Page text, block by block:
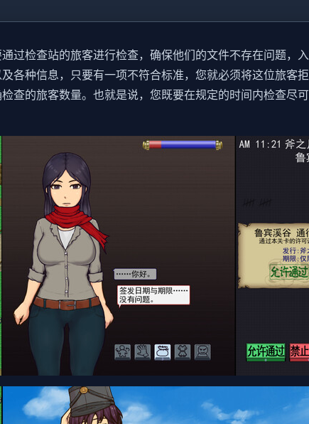
过检查站的旅客进行检查，确保他们的文件不存在问题，
各种信息，只要有一项不符合标准，您就必须将这位旅客
查的旅客数量。也就是说，您既要在规定的时间内检查尽